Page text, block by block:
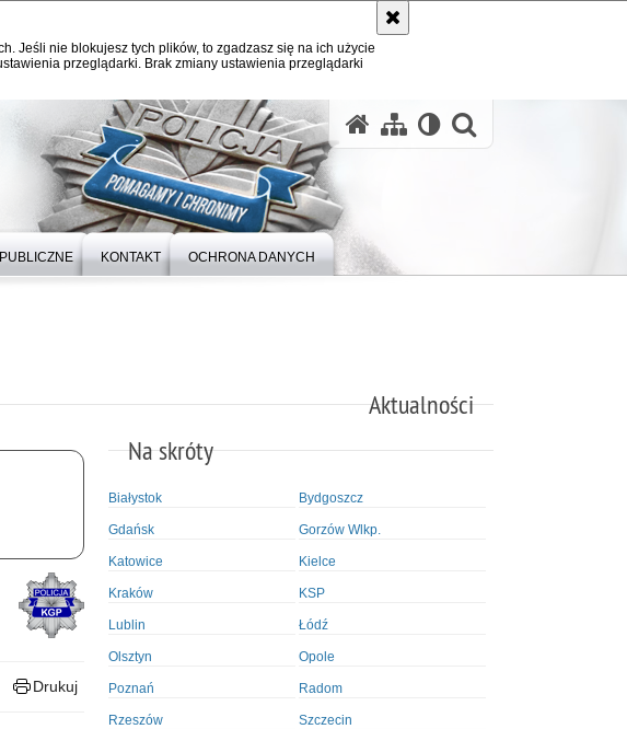
Jeśli nie blokujesz tych plików, to zgadzasz się na ich użycie
przeglądarki. Brak zmiany ustawienia przeglądarki
KONTAKT OCHRONA DANYCH
Aktualności
Drukuj
Na skróty
Białystok Bydgoszcz
Gdańsk Gorzów Wlkp.
Katowice Kielce
Kraków KSP
Lublin Łódź
Olsztyn Opole
Poznań Radom
Rzeszów Szczecin